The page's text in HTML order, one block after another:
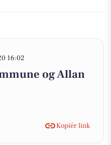
16:02
og Allan
Kopiér link